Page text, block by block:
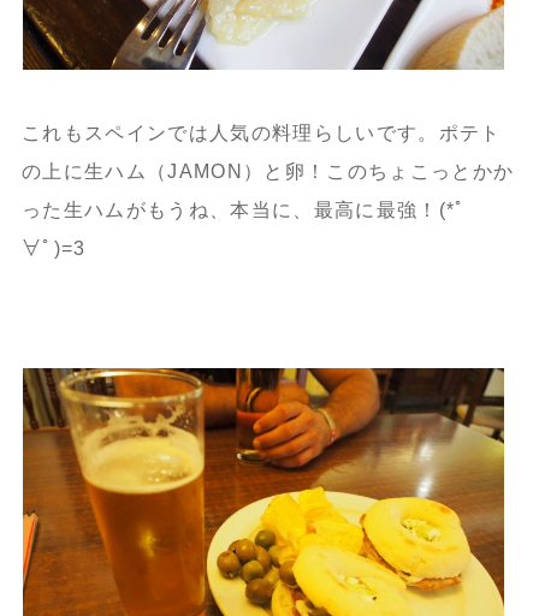
これもスペインでは人気の料理らしいです。ポテト
の上に生ハム（JAMON）と卵！このちょこっとかか
った生ハムがもうね、本当に、最高に最強！(*ﾟ
∀ﾟ)=3